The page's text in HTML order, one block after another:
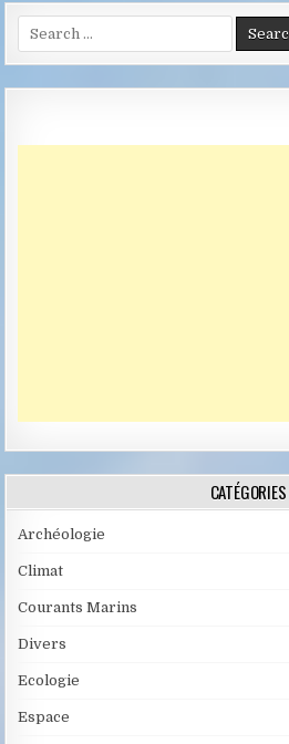
for:
CATÉGORIES
Archéologie
Climat
Courants Marins
Divers
Ecologie
Espace